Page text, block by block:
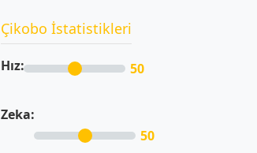
Çikobo İstatistikleri
Hız: 50
Zeka:
50